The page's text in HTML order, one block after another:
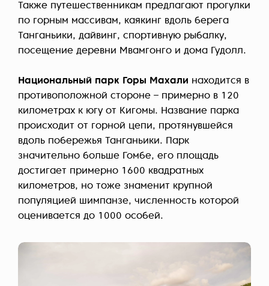
Также путешественникам предлагают прогулки
по горным массивам, каякинг вдоль берега
Танганьики, дайвинг, спортивную рыбалку,
посещение деревни Мвамгонго и дома Гудолл.
Национальный парк Горы Махали находится в
противоположной стороне – примерно в 120
километрах к югу от Кигомы. Название парка
происходит от горной цепи, протянувшейся
вдоль побережья Танганьики. Парк
значительно больше Гомбе, его площадь
достигает примерно 1600 квадратных
километров, но тоже знаменит крупной
популяцией шимпанзе, численность которой
оценивается до 1000 особей.